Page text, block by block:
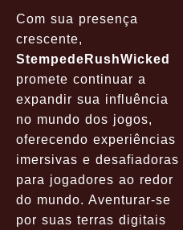
Com sua presença
crescente,
StempedeRushWicked
promete continuar a
expandir sua influência
no mundo dos jogos,
oferecendo experiências
imersivas e desafiadoras
para jogadores ao redor
do mundo. Aventurar-se
por suas terras digitais